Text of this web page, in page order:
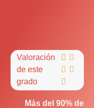
Valoración
de este
grado
 
 

Más del 90% de